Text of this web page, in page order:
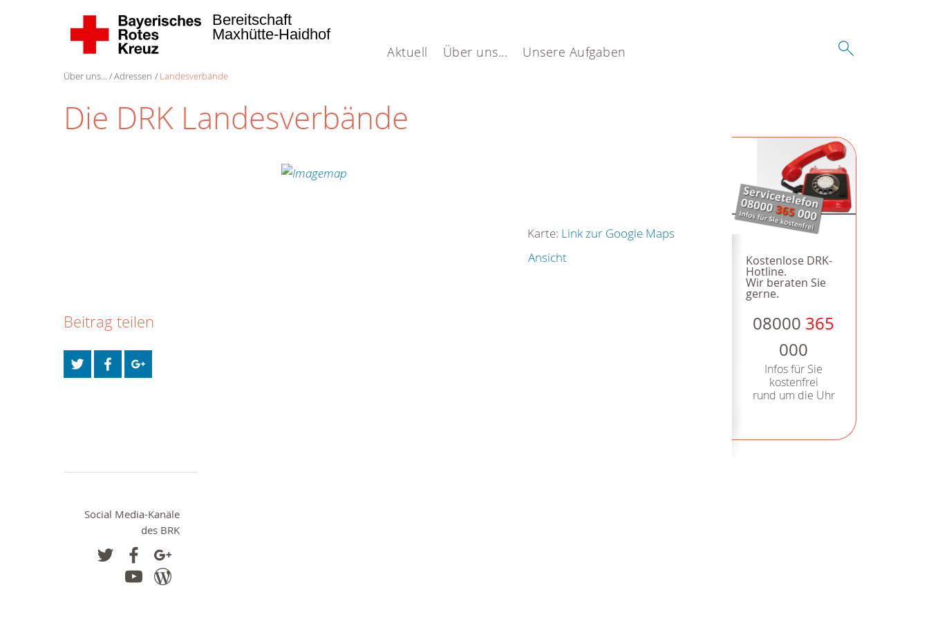
Aktuell Über uns... Unsere Aufgaben
Bereitschaft
Maxhütte-Haidhof
Über uns... Adressen Landesverbände
Die DRK Landesverbände
Kostenlose DRK-
Hotline.
Wir beraten Sie
gerne.
08000 365
000
Infos für Sie
kostenfrei
rund um die Uhr
Karte: Link zur Google Maps
Ansicht
Beitrag teilen
Social Media-Kanäle
des BRK